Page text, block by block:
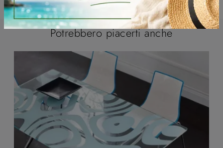
Potrebbero piacerti anche